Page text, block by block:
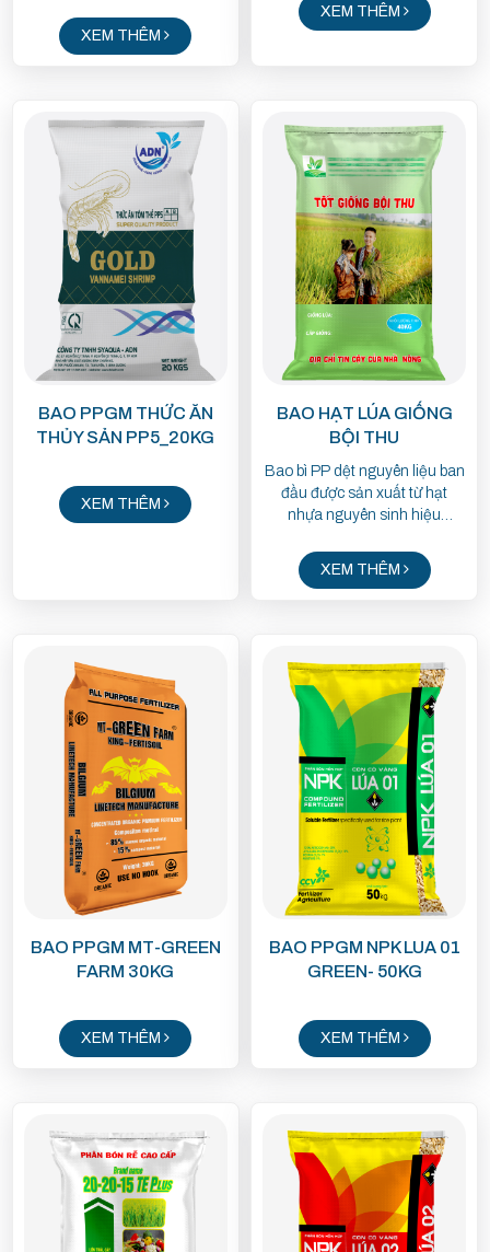
XEM THÊM
XEM THÊM
BAO PPGM THỨC ĂN
THỦY SẢN PP5_20KG
XEM THÊM
BAO HẠT LÚA GIỐNG
BỘI THU
Bao bì PP dệt nguyên liệu ban
đầu được sản xuất từ hạt
nhựa nguyên sinh hiệu
khẩu từ A Rập, Thái Lan hoặc
sử dụng nguyên liệu trong
có các màu sắc thì phải phối
trộn với hạt nhựa màu Master
Batch.
XEM THÊM
BAO PPGM MT-GREEN
FARM 30KG
XEM THÊM
BAO PPGM NPK LUA 01
GREEN- 50KG
XEM THÊM